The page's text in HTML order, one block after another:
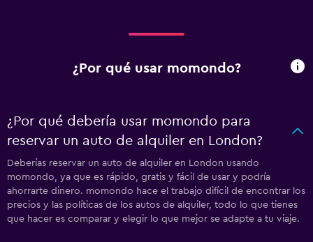
¿Por qué usar momondo?
¿Por qué debería usar momondo para
reservar un auto de alquiler en London?
Deberías reservar un auto de alquiler en London usando
momondo, ya que es rápido, gratis y fácil de usar y podría
ahorrarte dinero. momondo hace el trabajo difícil de encontrar los
precios y las políticas de los autos de alquiler, todo lo que tienes
que hacer es comparar y elegir lo que mejor se adapte a tu viaje.